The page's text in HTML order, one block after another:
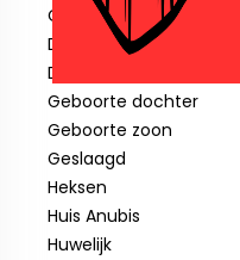
Clown
Diverse feestartikelen
Donald Duck
Geboorte dochter
Geboorte zoon
Geslaagd
Heksen
Huis Anubis
Huwelijk